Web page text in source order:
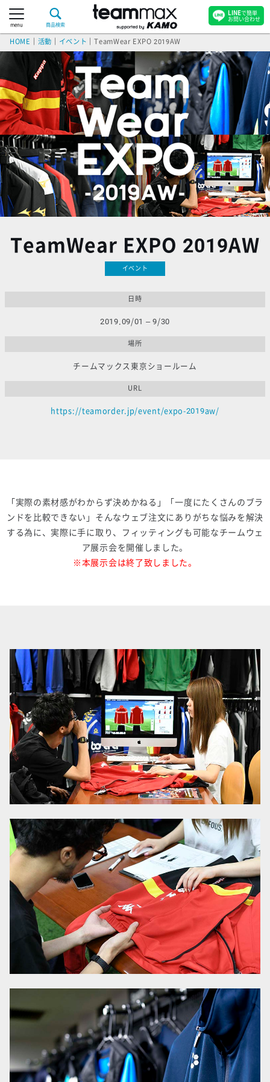
menu 商品検索
HOME 活動 イベント ｜TeamWear EXPO 2019AW
TeamWear EXPO 2019AW
イベント
日時
2019.09/01 – 9/30
場所
チームマックス東京ショールーム
URL
https://teamorder.jp/event/expo-2019aw/
「実際の素材感がわからず決めかねる」「一度にたくさんのブラ
ンドを比較できない」そんなウェブ注文にありがちな悩みを解決
する為に、実際に手に取り、フィッティングも可能なチームウェ
ア展示会を開催しました。
※本展示会は終了致しました。
LINEで簡単
お問い合わせ